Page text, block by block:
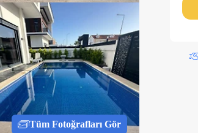
Tüm Fotoğrafları Gör